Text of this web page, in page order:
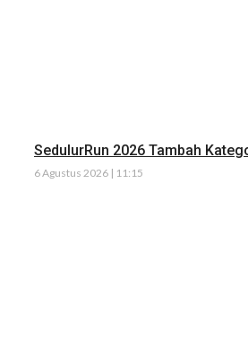
SedulurRun 2026 Tambah
6 Agustus 2026 | 11:15